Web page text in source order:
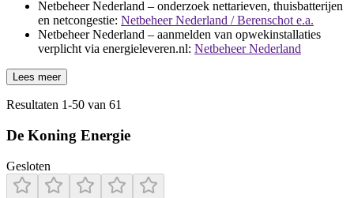
Netbeheer Nederland – onderzoek nettarieven, thuisbatterijen
en netcongestie: Netbeheer Nederland / Berenschot e.a.
Netbeheer Nederland – aanmelden van opwekinstallaties
verplicht via energieleveren.nl: Netbeheer Nederland
Lees meer
Resultaten 1-50 van 61
De Koning Energie
Gesloten